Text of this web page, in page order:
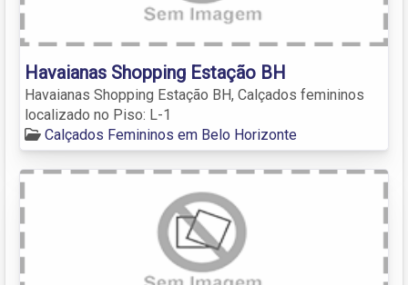
Havaianas Shopping Estação BH
Havaianas Shopping Estação BH, Calçados femininos
localizado no Piso: L-1
Calçados Femininos em Belo Horizonte